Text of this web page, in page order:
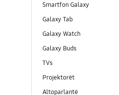
Smartfon Galaxy
Galaxy Tab
Galaxy Watch
Galaxy Buds
TVs
Projektorët
Altoparlantë